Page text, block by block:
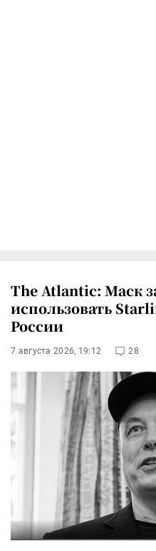
The Atlantic: Маск
использовать
России
7 августа 2026, 19:12 28